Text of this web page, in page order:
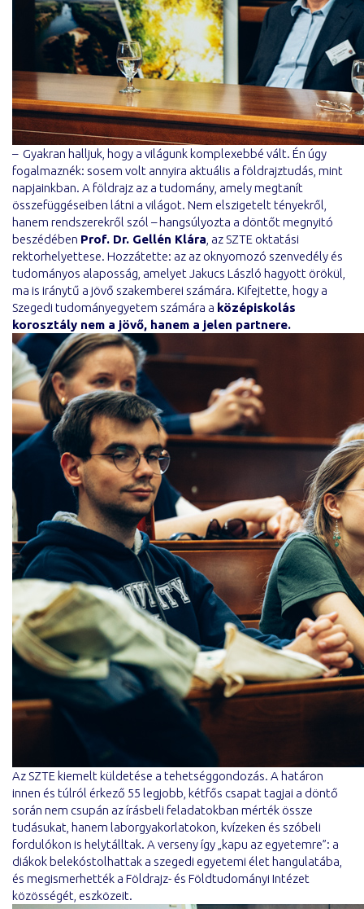
– Gyakran halljuk, hogy a világunk komplexebbé vált. Én úgy
fogalmaznék: sosem volt annyira aktuális a földrajztudás, mint
napjainkban. A földrajz az a tudomány, amely megtanít
összefüggéseiben látni a világot. Nem elszigetelt tényekről,
hanem rendszerekről szól – hangsúlyozta a döntőt megnyitó
beszédében Prof. Dr. Gellén Klára , az SZTE oktatási
rektorhelyettese. Hozzátette: az az oknyomozó szenvedély és
tudományos alaposság, amelyet Jakucs László hagyott örökül,
ma is iránytű a jövő szakemberei számára. Kifejtette, hogy a
Szegedi tudományegyetem számára a középiskolás
korosztály nem a jövő, hanem a jelen partnere.
Az SZTE kiemelt küldetése a tehetséggondozás. A határon
innen és túlról érkező 55 legjobb, kétfős csapat tagjai a döntő
során nem csupán az írásbeli feladatokban mérték össze
tudásukat, hanem laborgyakorlatokon, kvízeken és szóbeli
fordulókon is helytálltak. A verseny így „kapu az egyetemre”: a
diákok belekóstolhattak a szegedi egyetemi élet hangulatába,
és megismerhették a Földrajz- és Földtudományi Intézet
közösségét, eszközeit.